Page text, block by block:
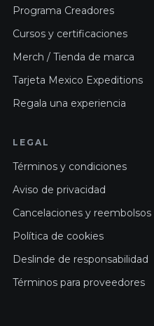
Programa Creadores
Cursos y certificaciones
Merch / Tienda de marca
Tarjeta Mexico Expeditions
Regala una experiencia
LEGAL
Términos y condiciones
Aviso de privacidad
Cancelaciones y reembolsos
Política de cookies
Deslinde de responsabilidad
Términos para proveedores